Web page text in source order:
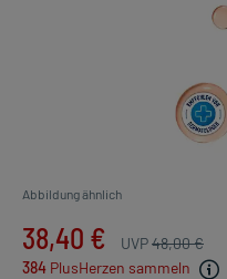
Abbildung ähnlich
38,40 € UVP48,00 €
384 PlusHerzen sammeln